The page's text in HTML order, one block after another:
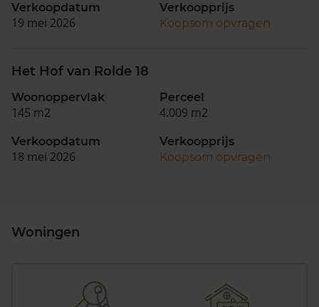
Verkoopdatum
19 mei 2026
Verkoopprijs
Koopsom opvragen
Het Hof van Rolde 18
Woonoppervlak
145 m2
Perceel
4.009 m2
Verkoopdatum
18 mei 2026
Verkoopprijs
Koopsom opvragen
Woningen